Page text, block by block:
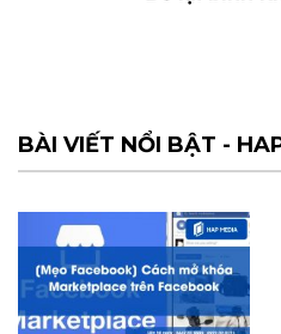
BÀI VIẾT NỔI BẬT -